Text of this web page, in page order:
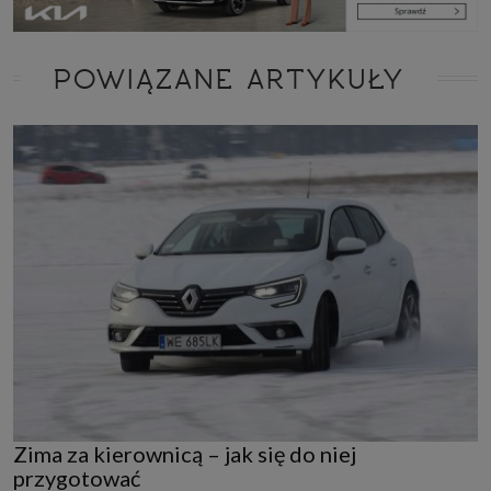
POWIĄZANE ARTYKUŁY
Zima za kierownicą – jak się do niej
przygotować